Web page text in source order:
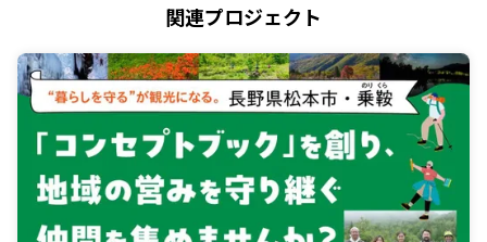
関連プロジェクト